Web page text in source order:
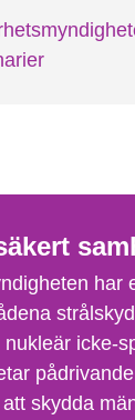
har
icke-
skydda